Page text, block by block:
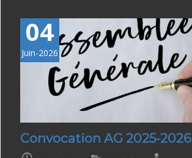
04
Juin-2026
Convocation AG 2025-2026